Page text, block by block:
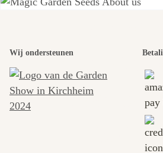
mooiste
naar
leidt
Wij ondersteunen